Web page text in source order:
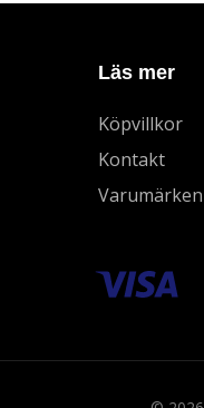
Läs mer
Köpvillkor
Kontakt
Varumärken